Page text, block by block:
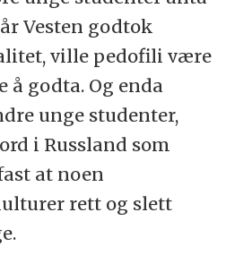
Vesten godtok
ville pedofili være
å godta. Og enda
unge studenter,
i Russland som
at noen
rett og slett